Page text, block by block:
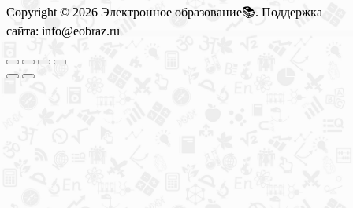
Copyright © 2026 Электронное образование📚. Поддержка
сайта: info@eobraz.ru